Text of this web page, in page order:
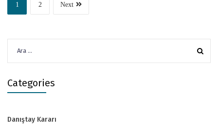
1 2 Next
Categories
Danıştay Kararı